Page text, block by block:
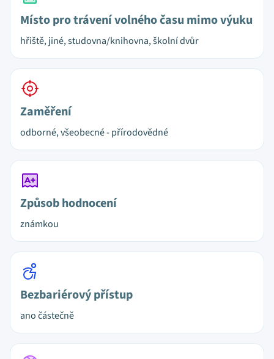
Místo pro trávení volného času mimo výuku
hřiště, jiné, studovna/knihovna, školní dvůr
Zaměření
odborné, všeobecné - přírodovědné
Způsob hodnocení
známkou
Bezbariérový přístup
ano částečně